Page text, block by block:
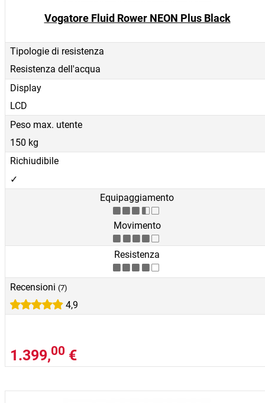
Vogatore Fluid Rower NEON Plus Black
Tipologie di resistenza
Resistenza dell'acqua
Display
LCD
Peso max. utente
150 kg
Richiudibile
✓
Equipaggiamento
Movimento
Resistenza
Recensioni (7)
4,9
1.399,00 €